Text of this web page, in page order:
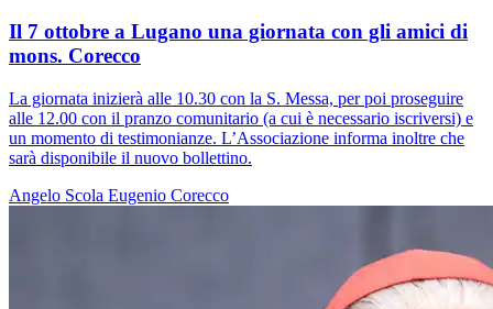
Il 7 ottobre a Lugano una giornata con gli amici di
mons. Corecco
La giornata inizierà alle 10.30 con la S. Messa, per poi proseguire
alle 12.00 con il pranzo comunitario (a cui è necessario iscriversi) e
un momento di testimonianze. L’Associazione informa inoltre che
sarà disponibile il nuovo bollettino.
Angelo Scola Eugenio Corecco